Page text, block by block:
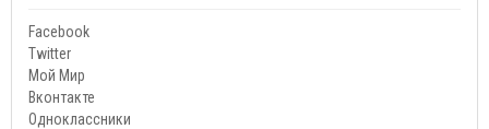
Facebook
Twitter
Мой Мир
Вконтакте
Одноклассники